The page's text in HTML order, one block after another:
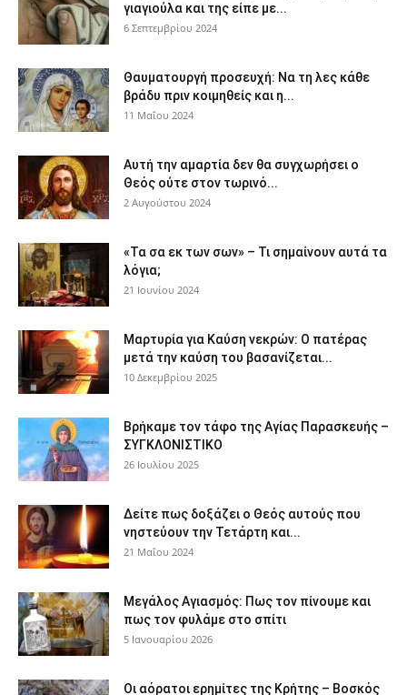
γιαγιούλα και της είπε με...
6 Σεπτεμβρίου 2024
Θαυματουργή προσευχή: Να τη λες κάθε
βράδυ πριν κοιμηθείς και η...
11 Μαΐου 2024
Αυτή την αμαρτία δεν θα συγχωρήσει ο
Θεός ούτε στον τωρινό...
2 Αυγούστου 2024
«Τα σα εκ των σων» – Τι σημαίνουν αυτά τα
λόγια;
21 Ιουνίου 2024
Μαρτυρία για Καύση νεκρών: Ο πατέρας
μετά την καύση του βασανίζεται...
10 Δεκεμβρίου 2025
Βρήκαμε τον τάφο της Αγίας Παρασκευής –
ΣΥΓΚΛΟΝΙΣΤΙΚΟ
26 Ιουλίου 2025
Δείτε πως δοξάζει ο Θεός αυτούς που
νηστεύουν την Τετάρτη και...
21 Μαΐου 2024
Μεγάλος Αγιασμός: Πως τον πίνουμε και
πως τον φυλάμε στο σπίτι
5 Ιανουαρίου 2026
Οι αόρατοι ερημίτες της Κρήτης – Βοσκός